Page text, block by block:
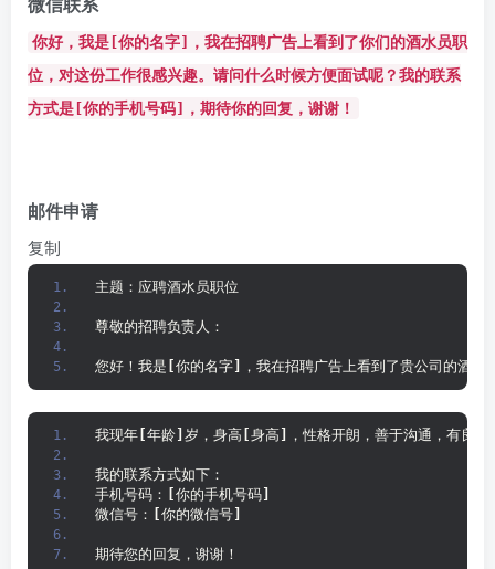
你好，我是[你的名字]，我在招聘广告上看到了你们的酒水员职
位，对这份工作很感兴趣。请问什么时候方便面试呢？我的联系
方式是[你的手机号码]，期待你的回复，谢谢！
邮件申请
复制
主题：应聘酒水员职位
尊敬的招聘负责人：
您好！我是 你的名字 ，我在招聘广告上看到了贵公司的酒
我现年 年龄 岁，身高 身高 ，性格开朗，善于沟通，有良
我的联系方式如下：
手机号码：
你的手机号码
微信号：
你的微信号
期待您的回复，谢谢！